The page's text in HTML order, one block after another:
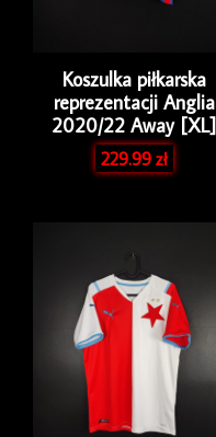
Koszulka piłkarska
reprezentacji Anglia
2020/22 Away [XL]
229.99zł